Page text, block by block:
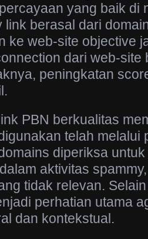
yang baik di
link berasal dari
ke web-site objective
dari web-site
peningkatan
PBN berkualitas
telah melalui
diperiksa
aktivitas
tidak relevan.
perhatian utama
dan kontekstual.